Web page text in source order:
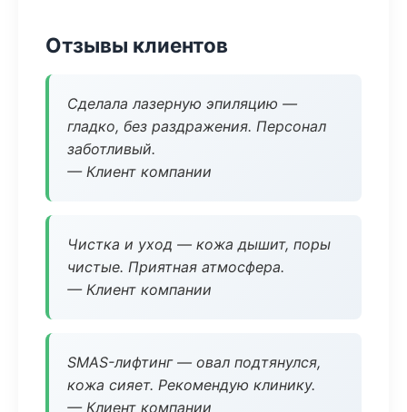
Отзывы клиентов
Сделала лазерную эпиляцию —
гладко, без раздражения. Персонал
заботливый.
— Клиент компании
Чистка и уход — кожа дышит, поры
чистые. Приятная атмосфера.
— Клиент компании
SMAS-лифтинг — овал подтянулся,
кожа сияет. Рекомендую клинику.
— Клиент компании